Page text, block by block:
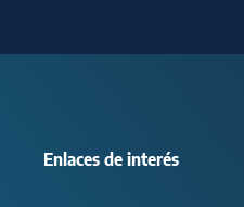
Enlaces de interés